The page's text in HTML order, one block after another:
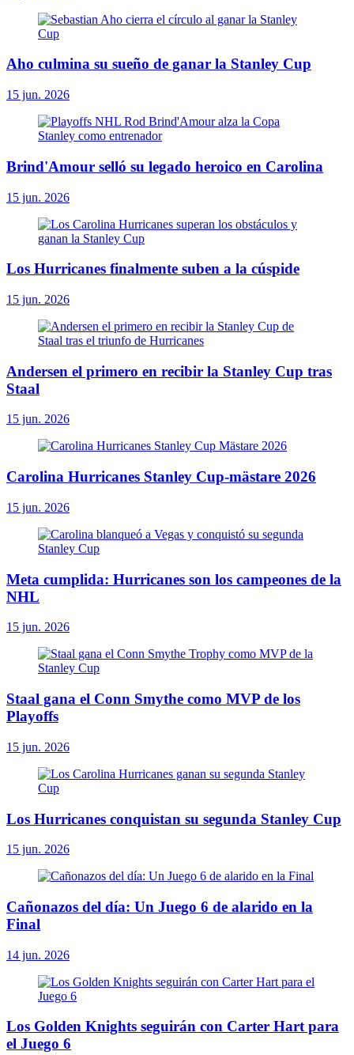
Aho culmina su sueño de ganar la Stanley Cup
15 jun. 2026
Brind'Amour selló su legado heroico en Carolina
15 jun. 2026
Los Hurricanes finalmente suben a la cúspide
15 jun. 2026
Andersen el primero en recibir la Stanley Cup tras
Staal
15 jun. 2026
Carolina Hurricanes Stanley Cup-mästare 2026
15 jun. 2026
Meta cumplida: Hurricanes son los campeones de la
NHL
15 jun. 2026
Staal gana el Conn Smythe como MVP de los
Playoffs
15 jun. 2026
Los Hurricanes conquistan su segunda Stanley Cup
15 jun. 2026
Cañonazos del día: Un Juego 6 de alarido en la
Final
14 jun. 2026
Los Golden Knights seguirán con Carter Hart para
el Juego 6